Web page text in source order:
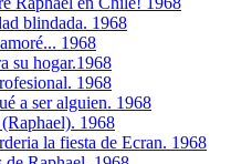
blindada. 1968
1968
su hogar.1968
1968
a ser alguien. 1968
1968
la fiesta de Ecran. 1968